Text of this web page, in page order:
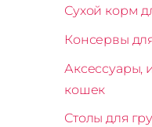
Сухой корм
Консервы
Аксессуары,
кошек
Столы для